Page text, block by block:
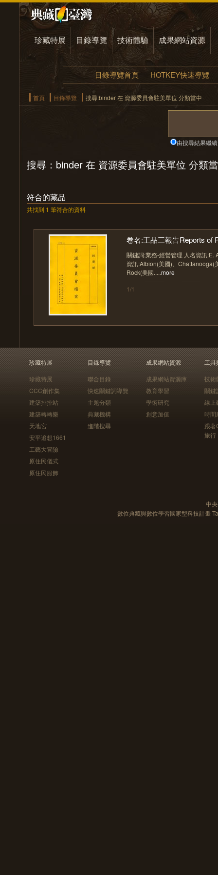
珍藏特展 目錄導覽 技術體驗 成果網站資源
目錄導覽首頁 HOTKEY快速導覽
首頁 目錄導覽 搜尋:binder 在 資源委員會駐美單位 分類當中
由搜尋結果繼續
搜尋：binder 在 資源委員會駐美單位 分類
符合的藏品
共找到 1 筆符合的資料
卷名:王品三報告Reports of
關鍵詞:業務-經營管理 人名資訊:E.
資訊:Albion(美國)、Chattanooga(
Rock(美國.....more
1/1
珍藏特展
珍藏特展
CCC創作集
建築排排站
建築轉轉樂
天地宮
安平追想1661
工藝大冒險
原住民儀式
原住民服飾
目錄導覽
聯合目錄
快速關鍵詞導覽
主題分類
典藏機構
進階搜尋
成果網站資源
成果網站資源庫
教育學習
學術研究
創意加值
工具
技術
關鍵
線上
時間
跟
旅行
中
數位典藏與數位學習國家型科技計畫